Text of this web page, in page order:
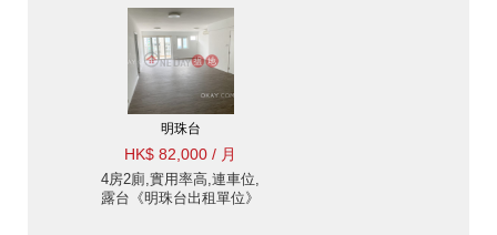
明珠台
HK$ 82,000 / 月
4房2廁,實用率高,連車位,
露台《明珠台出租單位》